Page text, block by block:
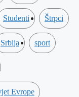
Studenti Štrpci
Srbija sport
Evrope